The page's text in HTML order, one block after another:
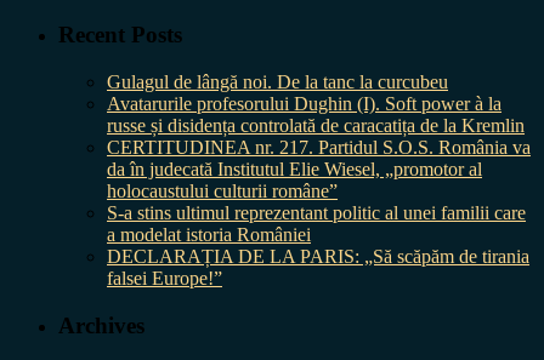
Recent Posts
Gulagul de lângă noi. De la tanc la curcubeu
Avatarurile profesorului Dughin (I). Soft power à la
russe și disidența controlată de caracatița de la Kremlin
CERTITUDINEA nr. 217. Partidul S.O.S. România va
da în judecată Institutul Elie Wiesel, „promotor al
holocaustului culturii române”
S-a stins ultimul reprezentant politic al unei familii care
a modelat istoria României
DECLARAȚIA DE LA PARIS: „Să scăpăm de tirania
falsei Europe!”
Archives